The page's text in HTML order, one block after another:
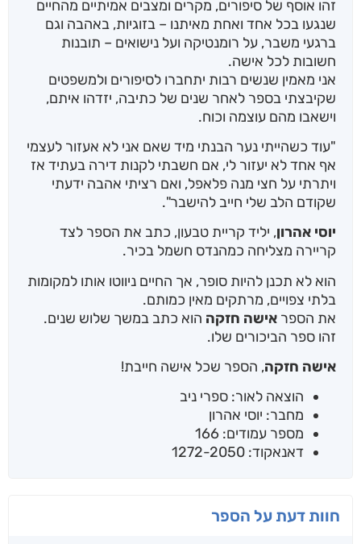
זהו אוסף של סיפורים, מקרים ומצבים אמיתיים מהחיים
שנגעו בכל אחד ואחת מאיתנו – בזוגיות, באהבה וגם
ברגעי משבר, על רומנטיקה ועל נישואים – תובנות
חשובות לכל אישה.
אני מאמין שנשים רבות יתחברו לסיפורים ולמשפטים
שקיבצתי בספר לאחר שנים של כתיבה, יזדהו איתם,
וישאבו מהם עוצמה וכוח.
"עוד כשהייתי נער הבנתי מיד שאם אני לא אעזור לעצמי
אף אחד לא יעזור לי, אם חשבתי לקנות דירה בעתיד אז
ויתרתי על חצי מנה פלאפל, ואם רציתי אהבה ידעתי
שקודם הלב שלי חייב להישבר".
יוסי אהרון, יליד קריית טבעון, כתב את הספר לצד
קריירה מצליחה כמהנדס חשמל בכיר.
הוא לא תכנן להיות סופר, אך החיים ניווטו אותו למקומות
בלתי צפויים, מרתקים מאין כמותם.
את הספר אישה חזקה הוא כתב במשך שלוש שנים.
זהו ספר הביכורים שלו.
אישה חזקה, הספר שכל אישה חייבת!
הוצאה לאור: ספרי ניב
מחבר: יוסי אהרון
מספר עמודים: 166
דאנאקוד: 1272-2050
חוות דעת על הספר